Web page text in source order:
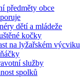
předměty obce
dětí a mládeže
kočky
na lyžařském výcviku
služby
spolků